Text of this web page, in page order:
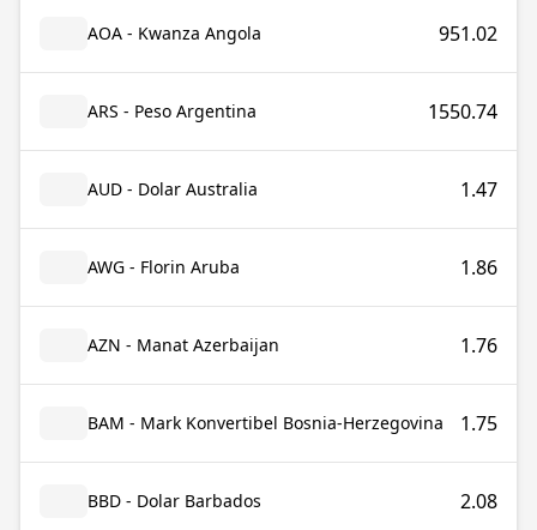
AOA - Kwanza Angola 951.02
ARS - Peso Argentina 1550.74
AUD - Dolar Australia 1.47
AWG - Florin Aruba 1.86
AZN - Manat Azerbaijan 1.76
BAM - Mark Konvertibel Bosnia-Herzegovina 1.75
BBD - Dolar Barbados 2.08